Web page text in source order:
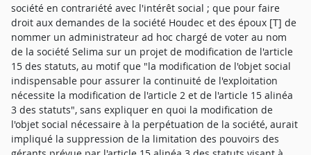
société en contrariété avec l'intérêt social ; que pour faire
droit aux demandes de la société Houdec et des époux [T] de
nommer un administrateur ad hoc chargé de voter au nom
de la société Selima sur un projet de modification de l'article
15 des statuts, au motif que "la modification de l'objet social
indispensable pour assurer la continuité de l'exploitation
nécessite la modification de l'article 2 et de l'article 15 alinéa
3 des statuts", sans expliquer en quoi la modification de
l'objet social nécessaire à la perpétuation de la société, aurait
impliqué la suppression de la limitation des pouvoirs des